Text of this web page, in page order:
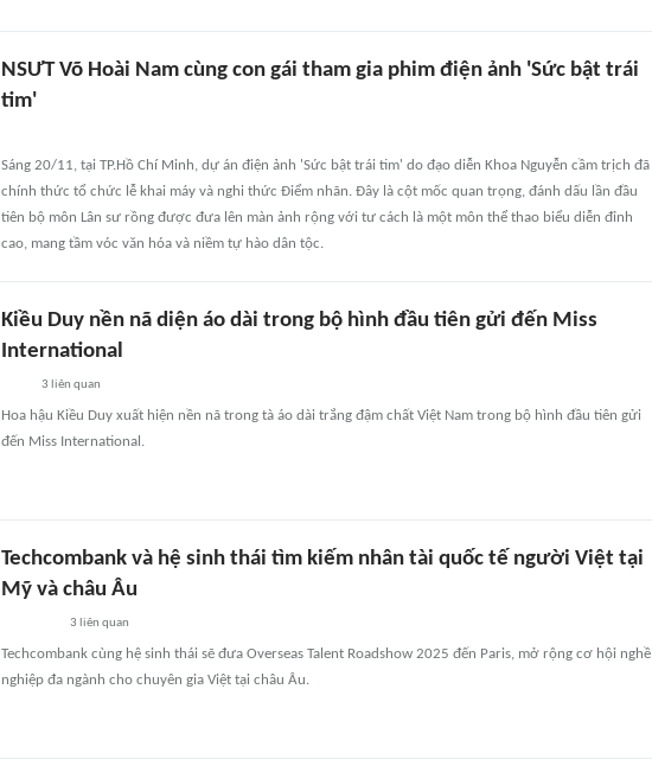
NSƯT Võ Hoài Nam cùng con gái tham gia phim điện ảnh 'Sức bật trái
tim'
Sáng 20/11, tại TP.Hồ Chí Minh, dự án điện ảnh 'Sức bật trái tim' do đạo diễn Khoa Nguyễn cầm trịch đã
chính thức tổ chức lễ khai máy và nghi thức Điểm nhãn. Đây là cột mốc quan trọng, đánh dấu lần đầu
tiên bộ môn Lân sư rồng được đưa lên màn ảnh rộng với tư cách là một môn thể thao biểu diễn đỉnh
cao, mang tầm vóc văn hóa và niềm tự hào dân tộc.
Kiều Duy nền nã diện áo dài trong bộ hình đầu tiên gửi đến Miss
International
3 liên quan
Hoa hậu Kiều Duy xuất hiện nền nã trong tà áo dài trắng đậm chất Việt Nam trong bộ hình đầu tiên gửi
đến Miss International.
Techcombank và hệ sinh thái tìm kiếm nhân tài quốc tế người Việt tại
Mỹ và châu Âu
3 liên quan
Techcombank cùng hệ sinh thái sẽ đưa Overseas Talent Roadshow 2025 đến Paris, mở rộng cơ hội nghề
nghiệp đa ngành cho chuyên gia Việt tại châu Âu.